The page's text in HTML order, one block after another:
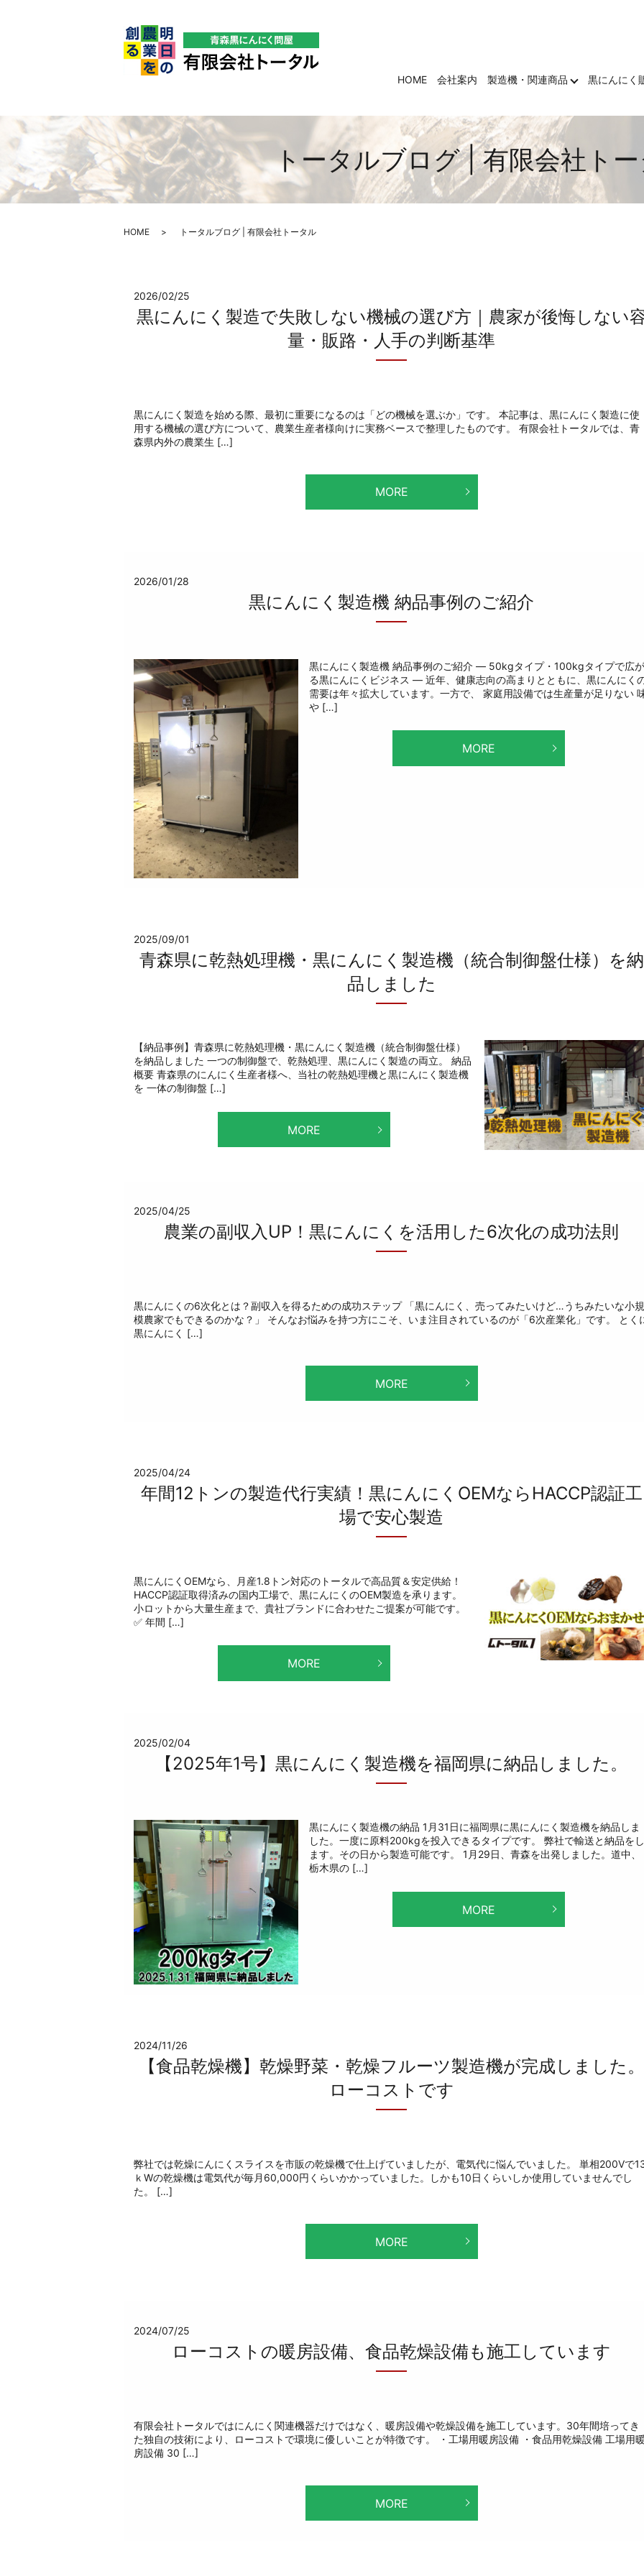
HOME 会社案内 製造機・関連商品 黒にんにく
トータルブログ | 有限会社ト
HOME トータルブログ | 有限会社トータル
2026/02/25
黒にんにく製造で失敗しない機械の選び方｜農家が後悔しない
量・販路・人手の判断基準
黒にんにく製造を始める際、最初に重要になるのは「どの機械を選ぶか」です。 本記事は、黒にんにく製造に使
用する機械の選び方について、農業生産者様向けに実務ベースで整理したものです。 有限会社トータルでは、青
森県内外の農業生 […]
MORE
2026/01/28
黒にんにく製造機 納品事例のご紹介
黒にんにく製造機 納品事例のご紹介 ― 50kgタイプ・100kgタイプで広が
る黒にんにくビジネス ― 近年、健康志向の高まりとともに、黒にんにく
需要は年々拡大しています。一方で、 家庭用設備では生産量が足りない
や […]
MORE
2025/09/01
青森県に乾熱処理機・黒にんにく製造機（統合制御盤仕様）を納
品しました
【納品事例】青森県に乾熱処理機・黒にんにく製造機（統合制御盤仕様）
を納品しました 一つの制御盤で、乾熱処理、黒にんにく製造の両立。 納品
概要 青森県のにんにく生産者様へ、当社の乾熱処理機と黒にんにく製造機
を 一体の制御盤 […]
MORE
2025/04/25
農業の副収入UP！黒にんにくを活用した6次化の成功法則
黒にんにくの6次化とは？副収入を得るための成功ステップ 「黒にんにく、売ってみたいけど…うちみたいな小規
模農家でもできるのかな？」 そんなお悩みを持つ方にこそ、いま注目されているのが「6次産業化」です。 とく
黒にんにく […]
MORE
2025/04/24
年間12トンの製造代行実績！黒にんにくOEMならHACCP認証工
場で安心製造
黒にんにくOEMなら、月産1.8トン対応のトータルで高品質＆安定供給！
HACCP認証取得済みの国内工場で、黒にんにくのOEM製造を承ります。
小ロットから大量生産まで、貴社ブランドに合わせたご提案が可能です。
✅ 年間 […]
MORE
2025/02/04
【2025年1号】黒にんにく製造機を福岡県に納品しました。
黒にんにく製造機の納品 1月31日に福岡県に黒にんにく製造機を納品しま
した。一度に原料200kgを投入できるタイプです。 弊社で輸送と納品をし
ます。その日から製造可能です。 1月29日、青森を出発しました。道中、
栃木県の […]
MORE
2024/11/26
【食品乾燥機】乾燥野菜・乾燥フルーツ製造機が完成しました。
ローコストです
弊社では乾燥にんにくスライスを市販の乾燥機で仕上げていましたが、電気代に悩んでいました。 単相200Vで
ｋWの乾燥機は電気代が毎月60,000円くらいかかっていました。しかも10日くらいしか使用していませんでし
た。 […]
MORE
2024/07/25
ローコストの暖房設備、食品乾燥設備も施工しています
有限会社トータルではにんにく関連機器だけではなく、暖房設備や乾燥設備を施工しています。30年間培ってき
た独自の技術により、ローコストで環境に優しいことが特徴です。 ・工場用暖房設備 ・食品用乾燥設備 工場用
房設備 30 […]
MORE